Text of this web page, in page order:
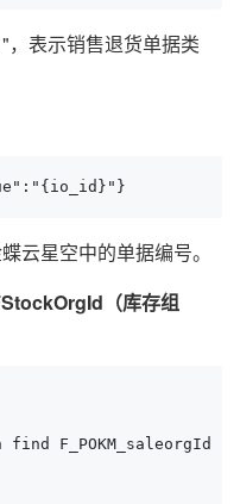
表示销售退货单据类
云星空中的单据编号。
（库存组
F_POKM_saleorgId